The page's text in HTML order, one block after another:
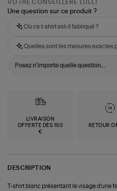
VOTRE CONSEILLÈRE LULLI
Une question sur ce produit ?
Où ce t-shirt est-il fabriqué ?
Quelles sont les mesures exactes
LIVRAISON
OFFERTE DÈS 150
€
RETOUR
DESCRIPTION
T-shirt blanc présentant le visage d'une